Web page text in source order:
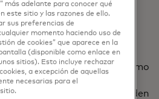
digital contra amenazas como
sus sistemas
de software pueden
más adelante para conocer qué
este sitio y las razones de ello.
sus preferencias de
momento haciendo uso de
de cookies” que aparece en la
(disponible como enlace en
sitios). Esto incluye rechazar
a excepción de aquellas
necesarias para el